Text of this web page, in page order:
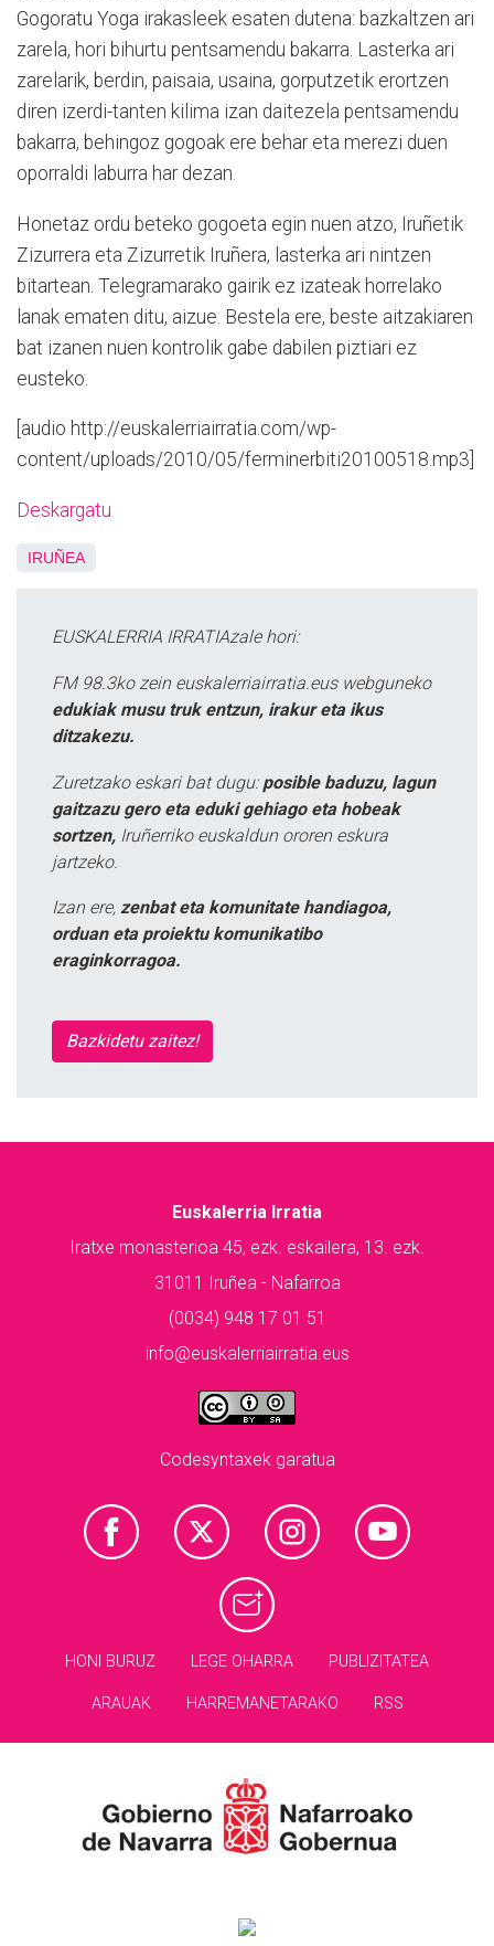
Gogoratu Yoga irakasleek esaten dutena: bazkaltzen ari
zarela, hori bihurtu pentsamendu bakarra. Lasterka ari
zarelarik, berdin, paisaia, usaina, gorputzetik erortzen
diren izerdi-tanten kilima izan daitezela pentsamendu
bakarra, behingoz gogoak ere behar eta merezi duen
oporraldi laburra har dezan.
Honetaz ordu beteko gogoeta egin nuen atzo, Iruñetik
Zizurrera eta Zizurretik Iruñera, lasterka ari nintzen
bitartean. Telegramarako gairik ez izateak horrelako
lanak ematen ditu, aizue. Bestela ere, beste aitzakiaren
bat izanen nuen kontrolik gabe dabilen piztiari ez
eusteko.
[audio http://euskalerriairratia.com/wp-
content/uploads/2010/05/ferminerbiti20100518.mp3]
Deskargatu
IRUÑEA
EUSKALERRIA IRRATIAzale hori:
FM 98.3ko zein euskalerriairratia.eus webguneko
edukiak musu truk entzun, irakur eta ikus
ditzakezu.
Zuretzako eskari bat dugu: posible baduzu, lagun
gaitzazu gero eta eduki gehiago eta hobeak
sortzen, Iruñerriko euskaldun ororen eskura
jartzeko.
Izan ere, zenbat eta komunitate handiagoa,
orduan eta proiektu komunikatibo
eraginkorragoa.
Bazkidetu zaitez!
Euskalerria Irratia
Iratxe monasterioa 45, ezk. eskailera, 13. ezk.
31011 Iruñea - Nafarroa
(0034) 948 17 01 51
info@euskalerriairratia.eus
Codesyntaxek garatua
HONI BURUZ LEGE OHARRA PUBLIZITATEA
ARAUAK HARREMANETARAKO RSS